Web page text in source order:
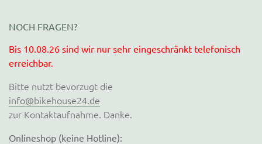
NOCH FRAGEN?
Bis 10.08.26 sind wir nur sehr eingeschränkt telefonisch
erreichbar.
Bitte nutzt bevorzugt die
info@bikehouse24.de
zur Kontaktaufnahme. Danke.
Onlineshop (keine Hotline):